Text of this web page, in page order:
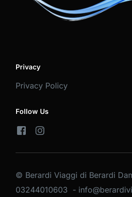
Privacy
Privacy Policy
Follow Us
© Berardi Viaggi di Berardi
03244010603 -